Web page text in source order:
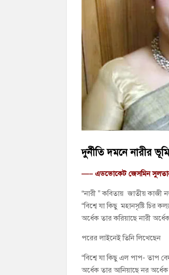
চাঁদপুর জেলা বিএনপির
চাঁদপুর পৌরসভার ২০৫
কচুয়ায় পৃথক অভিযানে ২০১
দুর্নীতি দমনে নারীর
—– এডভোকেট জেসমিন
“নারী ” কবিতায় জাতীয় কাজী
“বিশ্বে যা কিছু মহানসৃষ্টি চির
অর্ধেক তার করিয়াছে নারী
পরের লাইনেই তিনি লিখেছেন
“বিশ্বে যা কিছু এল পাপ- তাপ
অর্ধেক তার আনিয়াছে নর